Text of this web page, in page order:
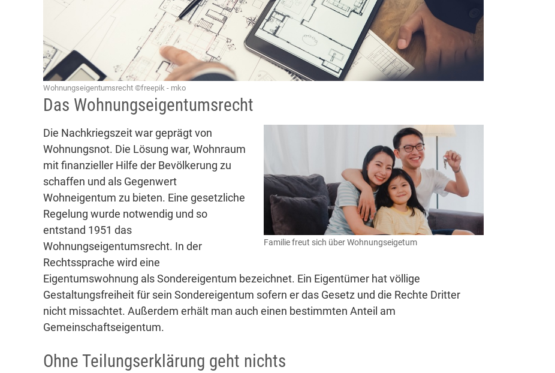
Wohnungseigentumsrecht ©freepik - mko
Das Wohnungseigentumsrecht
Familie freut sich über Wohnungseigetum
Die Nachkriegszeit war geprägt von
Wohnungsnot. Die Lösung war, Wohnraum
mit finanzieller Hilfe der Bevölkerung zu
schaffen und als Gegenwert
Wohneigentum zu bieten. Eine gesetzliche
Regelung wurde notwendig und so
entstand 1951 das
Wohnungseigentumsrecht. In der
Rechtssprache wird eine
Eigentumswohnung als Sondereigentum bezeichnet. Ein Eigentümer hat völlige
Gestaltungsfreiheit für sein Sondereigentum sofern er das Gesetz und die Rechte Dritter
nicht missachtet. Außerdem erhält man auch einen bestimmten Anteil am
Gemeinschaftseigentum.
Ohne Teilungserklärung geht nichts